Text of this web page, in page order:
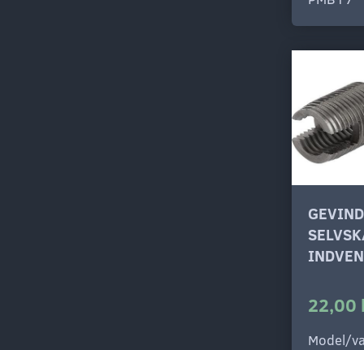
22,00
Model/